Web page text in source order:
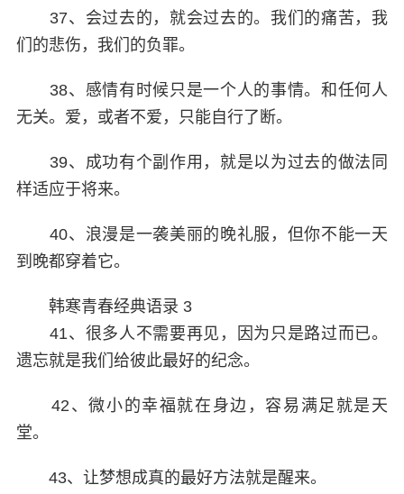
37、会过去的，就会过去的。我们的痛苦，我
们的悲伤，我们的负罪。
38、感情有时候只是一个人的事情。和任何人
无关。爱，或者不爱，只能自行了断。
39、成功有个副作用，就是以为过去的做法同
样适应于将来。
40、浪漫是一袭美丽的晚礼服，但你不能一天
到晚都穿着它。
韩寒青春经典语录 3
41、很多人不需要再见，因为只是路过而已。
遗忘就是我们给彼此最好的纪念。
42、微小的幸福就在身边，容易满足就是天
堂。
43、让梦想成真的最好方法就是醒来。